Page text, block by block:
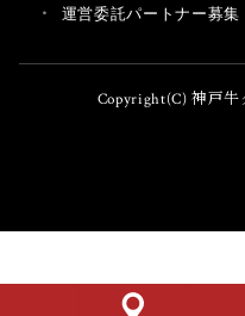
運営委託パートナー募集
Copyright(C) 神戸牛